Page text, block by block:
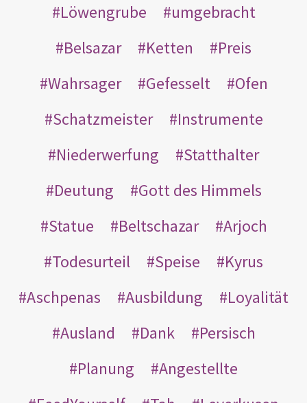
Löwengrube
umgebracht
Belsazar
Ketten
Preis
Wahrsager
Gefesselt
Ofen
Schatzmeister
Instrumente
Niederwerfung
Statthalter
Deutung
Gott des Himmels
Statue
Beltschazar
Arjoch
Todesurteil
Speise
Kyrus
Aschpenas
Ausbildung
Loyalität
Ausland
Dank
Persisch
Planung
Angestellte